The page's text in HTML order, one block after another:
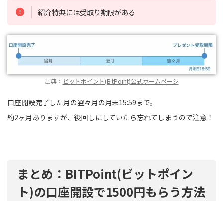
紹介特典には受取り期限がある
出典： ビットポイント(BitPoint)公式ホームページ
口座開設完了した月の翌々月の月末15:59まで。
約2ヶ月ありますが、後回しにしていたら忘れてしまうので注意！
まとめ：BITPoint(ビットポイン
ト)の口座開設で1500円もらう方法